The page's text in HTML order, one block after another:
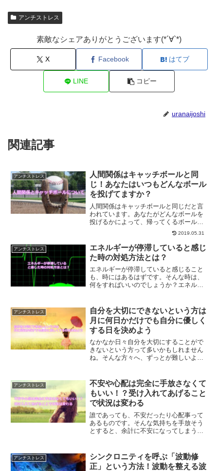
アンチストレス
素敵なシェアありがとうございます(*´∀`*)
X Facebook はてブ
LINE コピー
uranaijoshi
関連記事
アンチストレス
人間関係はキャッチボールと同
じ！あなたはいつもどんなボール
を投げてますか？
人間関係はキャッチボールと同じだと言
われています。あなたがどんなボールを
投げるかによって、帰ってくるボールも
変わってくるからです。人間関係を改善
したいという方は、どんなボールを投げ
ればいいのか一度考えてみると良いでし
ょう。
2019.05.31
アンチストレス
エネルギーが停滞していると感じ
た時の対処方法とは？
エネルギーが停滞していると感じること
も、時にはあるはずです。そんな時は、
何をすればいいのでしょうか？エネルギ
アンチストレス
自分を大切にできないという方は
月に何日かだけでも自分に優しく
する日を決めよう
なかなか日々自分を大切にすることがで
きないという方って多いかもしれません
ね。そんな方々へ、ずっとが難しいよう
んどん毎日の人生は変わっていくはずで
す。
アンチストレス
不安や心配は完全に手放さなくて
もいい！？受け入れてあげること
で状況は変わる
誰であっても、不安だったり心配事って
あるものです。そんな気持ちを手放そう
とすると、余計に不安になってしまう事
す。不安や心配ごとができた時どうすれ
ばいいのかについて解説します。
アンチストレス
シンクロニティを呼ぶ「波動修
正」という方法！波動を整える波